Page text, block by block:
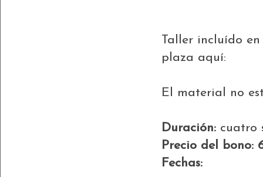
Taller incluído
plaza aquí:
El material no
Duración: cuatro
Precio del bono:
Fechas: